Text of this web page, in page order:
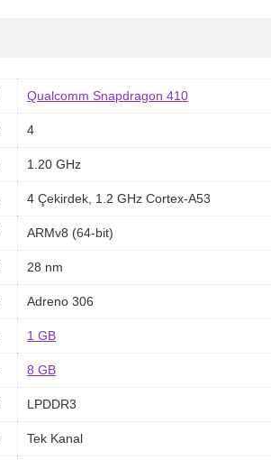
Qualcomm Snapdragon 410
4
1.20 GHz
4 Çekirdek, 1.2 GHz Cortex-A53
ARMv8 (64-bit)
28 nm
Adreno 306
1 GB
8 GB
LPDDR3
Tek Kanal